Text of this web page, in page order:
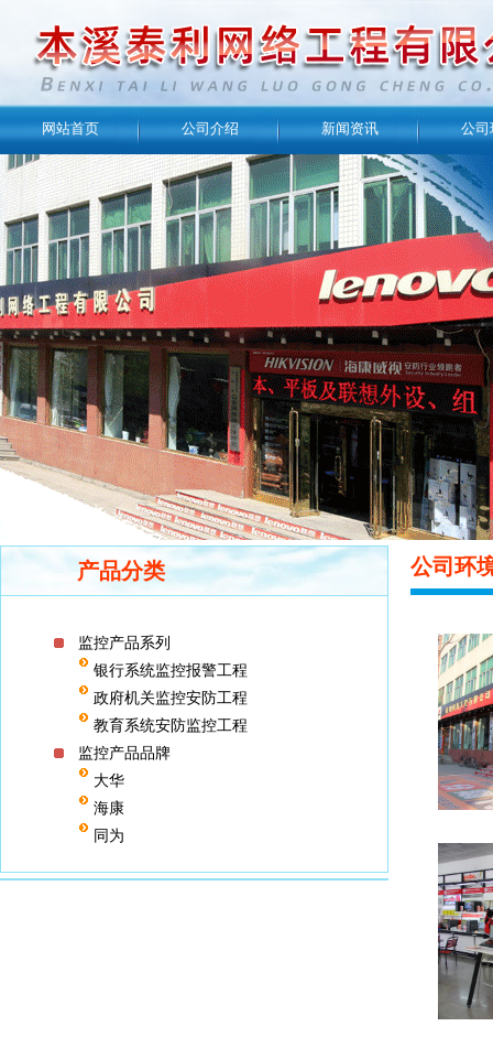
网站首页 公司介绍 新闻资讯 公司
产品分类
监控产品系列
银行系统监控报警工程
政府机关监控安防工程
教育系统安防监控工程
监控产品品牌
大华
海康
同为
公司